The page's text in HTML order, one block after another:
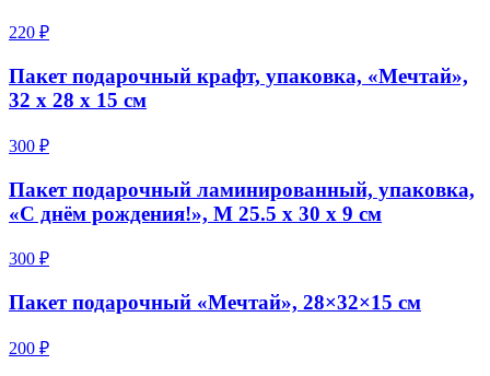
220 ₽
Пакет подарочный крафт, упаковка, «Мечтай»,
32 х 28 х 15 см
300 ₽
Пакет подарочный ламинированный, упаковка,
«С днём рождения!», M 25.5 х 30 х 9 см
300 ₽
Пакет подарочный «Мечтай», 28×32×15 см
200 ₽